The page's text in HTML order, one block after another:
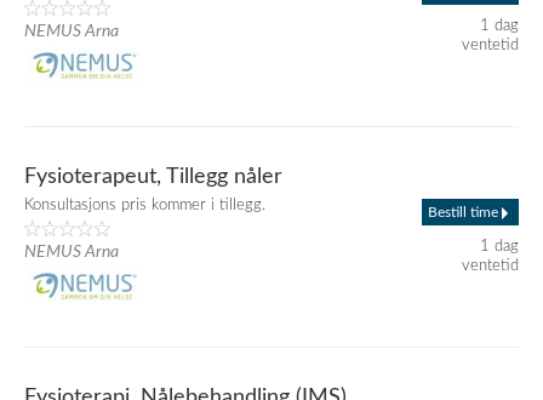
NEMUS Arna
1 dag
ventetid
Fysioterapeut, Tillegg nåler
Konsultasjons pris kommer i tillegg.
NEMUS Arna
Bestill time
1 dag
ventetid